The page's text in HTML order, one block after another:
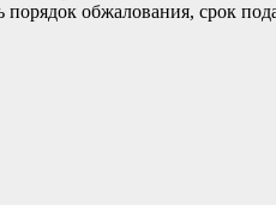
обжалования, срок